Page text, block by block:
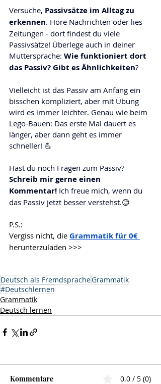
Versuche, Passivsätze im Alltag zu
erkennen. Höre Nachrichten oder lies
Zeitungen - dort findest du viele
Passivsätze! Überlege auch in deiner
Muttersprache: Wie funktioniert dort
das Passiv? Gibt es Ähnlichkeiten?
Vielleicht ist das Passiv am Anfang ein
bisschen kompliziert, aber mit Übung
wird es immer leichter. Genau wie beim
Lego-Bauen: Das erste Mal dauert es
länger, aber dann geht es immer
schneller! 💪
Hast du noch Fragen zum Passiv?
Schreib mir gerne einen
Kommentar! Ich freue mich, wenn du
das Passiv jetzt besser verstehst.😊
P.S.:
Vergiss nicht, die Grammatik für 0€
herunterzuladen >>>
Deutsch als FremdspracheGrammatik
#Deutschlernen
Grammatik
Deutsch lernen
Kommentare 0.0 / 5 (0)